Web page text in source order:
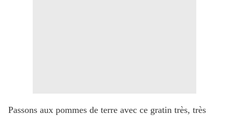
Passons aux pommes de terre avec ce gratin très, très